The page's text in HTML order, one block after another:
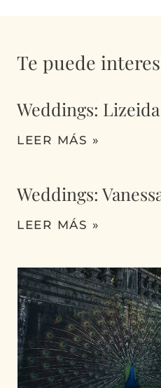
Te puede
Weddings:
LEER MÁS »
Weddings:
LEER MÁS »